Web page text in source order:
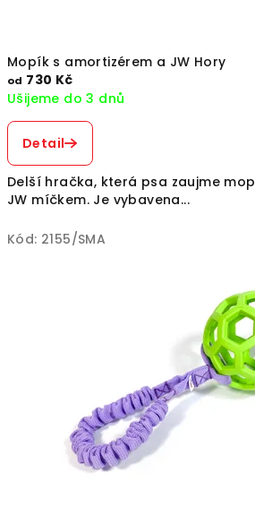
Mopík s amortizérem a JW Hory
od 730 Kč
Ušijeme do 3 dnů
Detail
Delší hračka, která psa zaujme
JW míčkem. Je vybavena...
Kód: 2155/SMA